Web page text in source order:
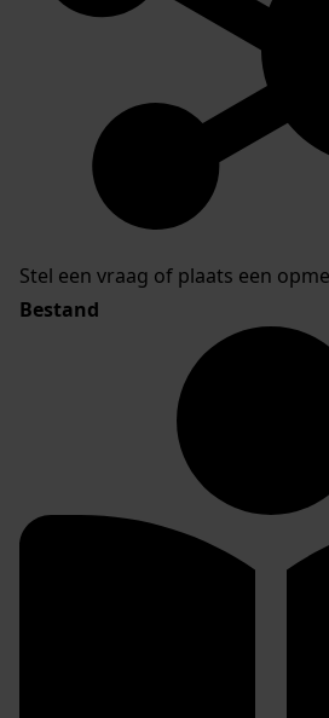
Stel een vraag of plaats een
Bestand